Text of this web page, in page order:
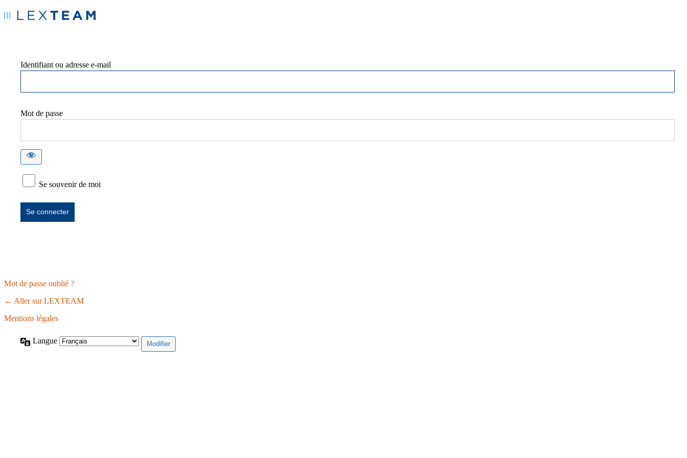
Identifiant ou adresse e-mail
Mot de passe
Se souvenir de moi
Mot de passe oublié ?
← Aller sur LEXTEAM
Mentions légales
Langue